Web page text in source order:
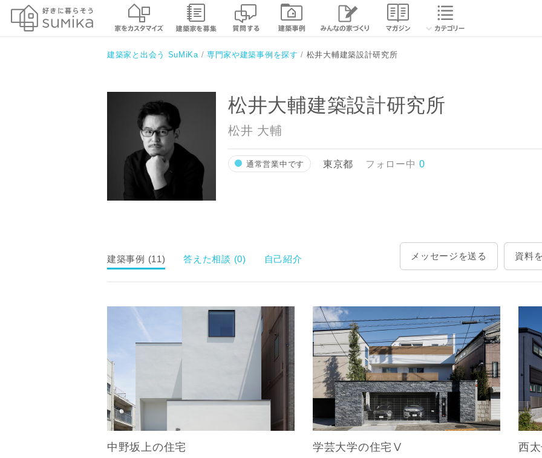
建築家と出会う SuMiKa 専門家や建築事例を探す 松井大輔建築設計研究所
松井大輔建築設計研究所 相談する
松井大輔建築設計研究所
松井 大輔
通常営業中です 東京都 フォロー中 0
建築事例 (11) 答えた相談 (0) 自己紹介 メッセージを送る 資料
中野坂上の住宅 学芸大学の住宅Ⅴ 西